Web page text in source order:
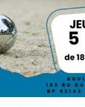
RENTREE AS
SPORTIF
CITOYENNETE